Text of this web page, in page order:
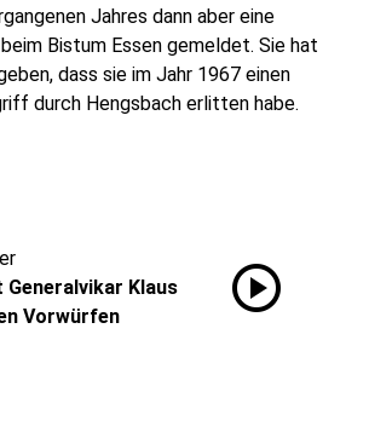
Jahres dann aber eine
Bistum Essen gemeldet. Sie hat
dass sie im Jahr 1967 einen
durch Hengsbach erlitten habe.
Klaus
Vorwürfen
play_circle